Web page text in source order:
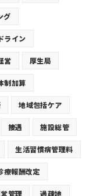
グ
ライン
営 厚生局
制加算
地域包括ケア
接遇 施設総管
生活習慣病管理料
療報酬改定
管理 過疎地